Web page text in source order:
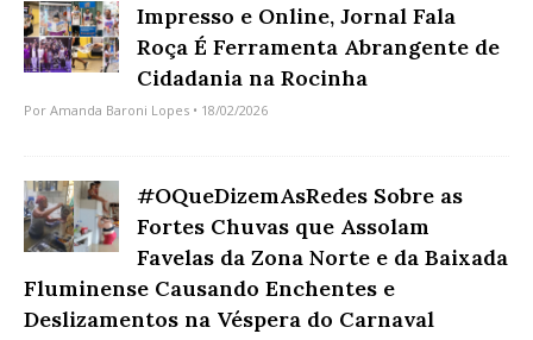
Impresso e Online, Jornal Fala
Roça É Ferramenta Abrangente de
Cidadania na Rocinha
Por Amanda Baroni Lopes • 18/02/2026
#OQueDizemAsRedes Sobre as
Fortes Chuvas que Assolam
Favelas da Zona Norte e da Baixada
Fluminense Causando Enchentes e
Deslizamentos na Véspera do Carnaval